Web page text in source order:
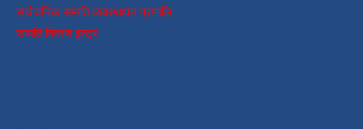
सार्वजनिक सम्पति व्यवस्थापन प्रणालि
सम्पति विवरण इन्ट्र